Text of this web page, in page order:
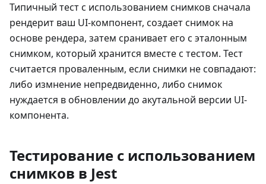
Типичный тест с использованием снимков сначала
рендерит ваш UI-компонент, создает снимок на
основе рендера, затем сранивает его с эталонным
снимком, который хранится вместе с тестом. Тест
считается проваленным, если снимки не совпадают:
либо измнение непредвиденно, либо снимок
нуждается в обновлении до акутальной версии UI-
компонента.
Тестирование с использованием
снимков в Jest